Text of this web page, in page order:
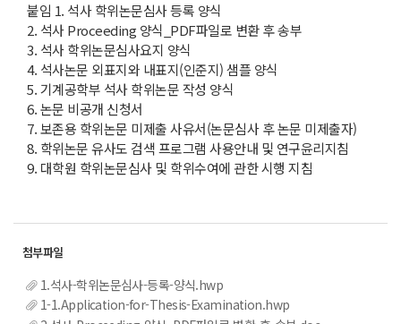
붙임 1. 석사 학위논문심사 등록 양식
2. 석사 Proceeding 양식_PDF파일로 변환 후 송부
3. 석사 학위논문심사요지 양식
4. 석사논문 외표지와 내표지(인준지) 샘플 양식
5. 기계공학부 석사 학위논문 작성 양식
6. 논문 비공개 신청서
7. 보존용 학위논문 미제출 사유서(논문심사 후 논문 미제출자)
8. 학위논문 유사도 검색 프로그램 사용안내 및 연구윤리지침
9. 대학원 학위논문심사 및 학위수여에 관한 시행 지침
1.석사-학위논문심사-등록-양식.hwp
1-1.Application-for-Thesis-Examination.hwp